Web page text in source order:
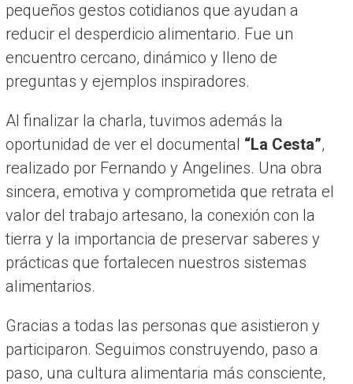
pequeños gestos cotidianos que ayudan a
reducir el desperdicio alimentario. Fue un
encuentro cercano, dinámico y lleno de
preguntas y ejemplos inspiradores.
Al finalizar la charla, tuvimos además la
oportunidad de ver el documental “La Cesta”,
realizado por Fernando y Angelines. Una obra
sincera, emotiva y comprometida que retrata el
valor del trabajo artesano, la conexión con la
tierra y la importancia de preservar saberes y
prácticas que fortalecen nuestros sistemas
alimentarios.
Gracias a todas las personas que asistieron y
participaron. Seguimos construyendo, paso a
paso, una cultura alimentaria más consciente,